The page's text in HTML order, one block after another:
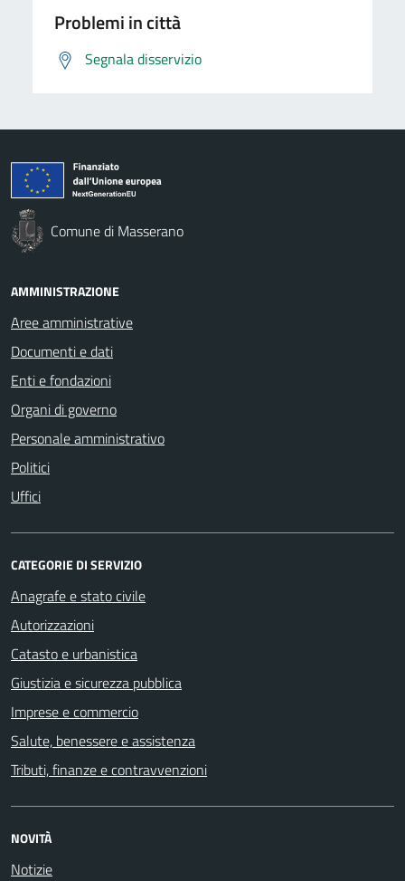
Problemi in città
Segnala disservizio
Comune di Masserano
AMMINISTRAZIONE
Aree amministrative
Documenti e dati
Enti e fondazioni
Organi di governo
Personale amministrativo
Politici
Uffici
CATEGORIE DI SERVIZIO
Anagrafe e stato civile
Autorizzazioni
Catasto e urbanistica
Giustizia e sicurezza pubblica
Imprese e commercio
Salute, benessere e assistenza
Tributi, finanze e contravvenzioni
NOVITÀ
Notizie